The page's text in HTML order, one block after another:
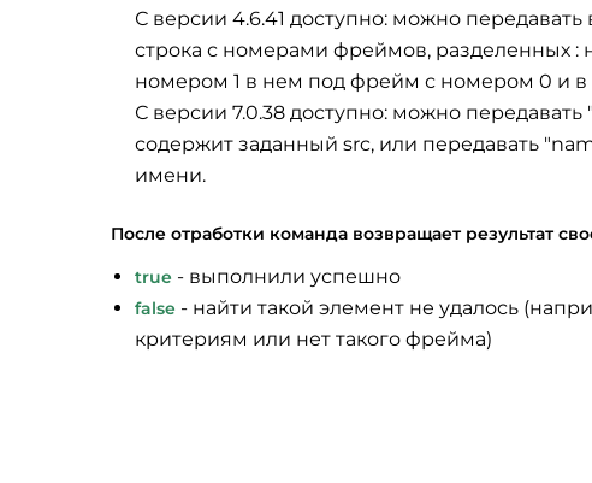
С версии 4.6.41 доступно: можно
строка с номерами фреймов, разделенных
номером 1 в нем под фрейм с номером 0 и
С версии 7.0.38 доступно: можно
содержит заданный src, или передавать
имени.
После отработки команда возвращает результат
true - выполнили успешно
false - найти такой элемент не удалось
критериям или нет такого фрейма)